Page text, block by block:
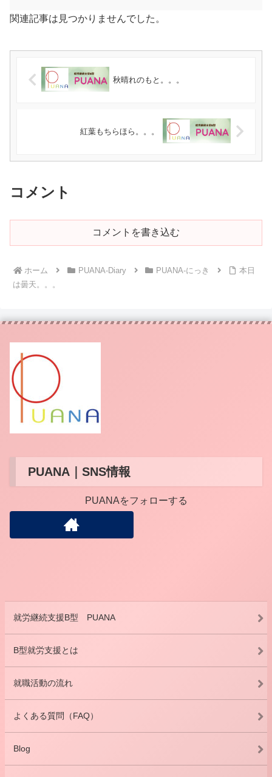
関連記事は見つかりませんでした。
秋晴れのもと。。。
紅葉もちらほら。。。
コメント
コメントを書き込む
ホーム PUANA-Diary PUANA-にっき
本日
は曇天。。。
PUANA｜SNS情報
PUANAをフォローする
就労継続支援B型 PUANA
B型就労支援とは
就職活動の流れ
よくある質問（FAQ）
Blog